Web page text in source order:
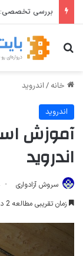
جستجو برای
خانه / اندروید
اندروید
آموزش
اندروید
سروش آزادواری
زمان تقریبی مطالعه 2 دقیقه